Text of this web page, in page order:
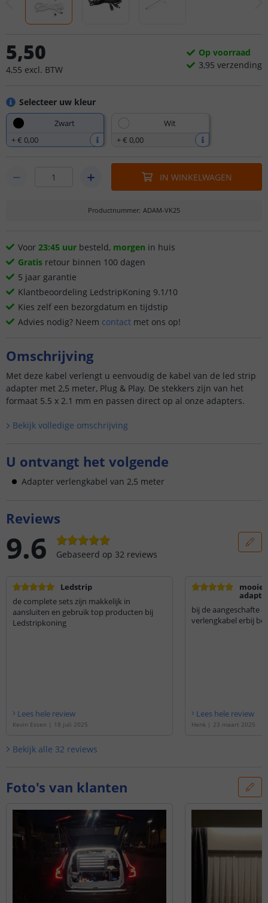
Selecteer uw kleur
Zwart
+€ 0,00
Wit
+€ 0,00
5,50
4,55 excl. BTW
Op voorraad
3,95 verzending
IN WINKELWAGEN
Productnummer: ADAM-VK25
Voor 23:45 uur besteld, morgen in huis
Gratis retour binnen 100 dagen
5 jaar garantie
Klantbeoordeling LedstripKoning 9.1/10
Kies zelf een bezorgdatum en tijdstip
Advies nodig? Neem contact met ons op!
Omschrijving
Met deze kabel verlengt u eenvoudig de kabel van de led strip
adapter met 2,5 meter, Plug & Play. De stekkers zijn van het
formaat 5.5 x 2.1 mm en passen direct op al onze adapters.
Bekijk volledige omschrijving
U ontvangt het volgende
Adapter verlengkabel van 2,5 meter
Reviews
9.6 Gebaseerd op 32 reviews
Ledstrip
de complete sets zijn makkelijk in
aansluiten en gebruik top producten bij
Ledstripkoning
Lees hele review
Kevin Essen | 18 juli 2025
mooie
bij de aangeschafte
verlengkabel erbij
Lees hele review
Henk | 23 maart 2025
Bekijk alle 32 reviews
Foto's van klanten